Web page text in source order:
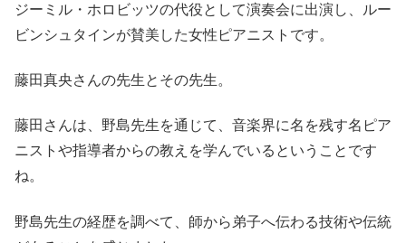
ジーミル・ホロビッツの代役として演奏会に出演し、ルー
ビンシュタインが賛美した女性ピアニストです。
藤田真央さんの先生とその先生。
藤田さんは、野島先生を通じて、音楽界に名を残す名ピア
ニストや指導者からの教えを学んでいるということです
ね。
野島先生の経歴を調べて、師から弟子へ伝わる技術や伝統